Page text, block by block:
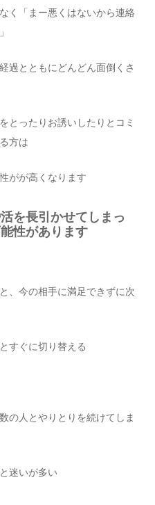
く「まー悪くはないから連絡
過とともにどんどん面倒くさ
とったりお誘いしたりとコミ
方は
がが高くなります
を長引かせてしまっ
性があります
、今の相手に満足できずに次
すぐに切り替える
の人とやりとりを続けてしま
迷いが多い